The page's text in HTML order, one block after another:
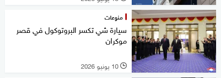
منوعات
سيارة شي تكسر البروتوكول في قصر
موكران
l 10 يونيو 2026